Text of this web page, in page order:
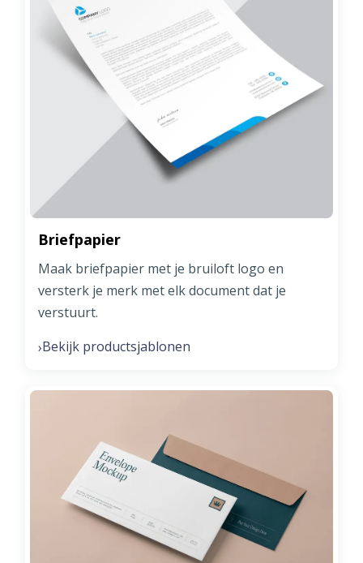
Briefpapier
Maak briefpapier met je bruiloft logo en
versterk je merk met elk document dat je
verstuurt.
›Bekijk productsjablonen